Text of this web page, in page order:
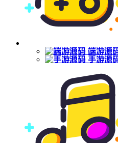
端游源
手游源